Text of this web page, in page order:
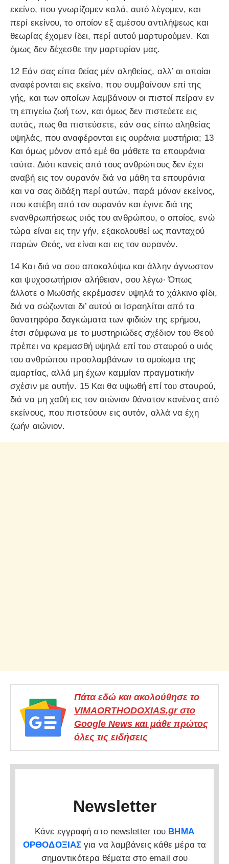
εκείνο, που γνωρίζομεν καλά, αυτό λέγομεν, και
περί εκείνου, το οποίον εξ αμέσου αντιλήψεως και
θεωρίας έχομεν ίδει, περί αυτού μαρτυρούμεν. Και
όμως δεν δέχεσθε την μαρτυρίαν μας.
12 Εάν σας είπα θείας μέν αληθείας, αλλ’ αι οποίαι
αναφέρονται εις εκείνα, που συμβαίνουν επί της
γής, και των οποίων λαμβάνουν οι πιστοί πείραν εν
τη επιγείω ζωή των, και όμως δεν πιστεύετε εις
αυτάς, πως θα πιστεύσετε, εάν σας είπω αληθείας
υψηλάς, που αναφέρονται εις ουράνια μυστήρια; 13
Και όμως μόνον από εμέ θα μάθετε τα επουράνια
ταύτα. Διότι κανείς από τους ανθρώπους δεν έχει
αναβή εις τον ουρανόν διά να μάθη τα επουράνια
και να σας διδάξη περί αυτών, παρά μόνον εκείνος,
που κατέβη από τον ουρανόν και έγινε διά της
ενανθρωπήσεως υιός του ανθρώπου, ο οποίος, ενώ
τώρα είναι εις την γήν, εξακολουθεί ως πανταχού
παρών Θεός, να είναι και εις τον ουρανόν.
14 Και διά να σου αποκαλύψω και άλλην άγνωστον
και ψυχοσωτήριον αλήθειαν, σου λέγω· Όπως
άλλοτε ο Μωϋσής εκρέμασεν υψηλά το χάλκινο φίδι,
διά να σώζωνται δι’ αυτού οι Ισραηλίται από τα
θανατηφόρα δαγκώματα των φιδιών της ερήμου,
έτσι σύμφωνα με το μυστηριώδες σχέδιον του Θεού
πρέπει να κρεμασθή υψηλά επί του σταυρού ο υιός
του ανθρώπου προσλαμβάνων το ομοίωμα της
αμαρτίας, αλλά μη έχων καμμίαν πραγματικήν
σχέσιν με αυτήν. 15 Και θα υψωθή επί του σταυρού,
διά να μη χαθή εις τον αιώνιον θάνατον κανένας από
εκείνους, που πιστεύουν εις αυτόν, αλλά να έχη
ζωήν αιώνιον.
Πάτα εδώ και ακολούθησε το
VIMAORTHODOXIAS.gr στο
Google News και μάθε πρώτος
όλες τις ειδήσεις
Newsletter
Κάνε εγγραφή στο newsletter του ΒΗΜΑ
ΟΡΘΟΔΟΞΙΑΣ για να λαμβάνεις κάθε μέρα τα
σημαντικότερα θέματα στο email σου